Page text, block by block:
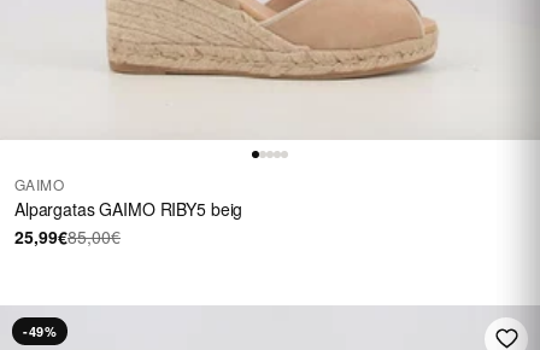
GAIMO
Alpargatas GAIMO RIBY5 beig
25,99€85,00€
-49%